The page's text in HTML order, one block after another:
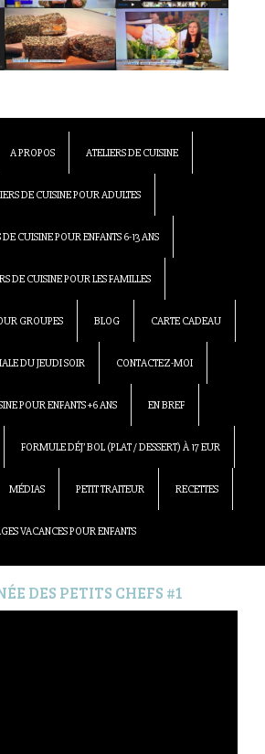
A PROPOS ATELIERS DE CUISINE
DE CUISINE POUR ADULTES
DE CUISINE POUR ENFANTS 6-13 ANS
DE CUISINE POUR LES FAMILLES
GROUPES BLOG CARTE CADEAU
DU JEUDI SOIR CONTACTEZ-MOI
POUR ENFANTS +6 ANS EN BREF
FORMULE DÉJ’ BOL (PLAT / DESSERT) À 17 EUR
MÉDIAS PETIT TRAITEUR RECETTES
VACANCES POUR ENFANTS
DES PETITS CHEFS #1